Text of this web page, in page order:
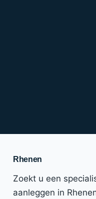
Rhenen
Zoekt u een
aanleggen in